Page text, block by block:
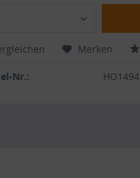
Merken
Nr.: HO1494